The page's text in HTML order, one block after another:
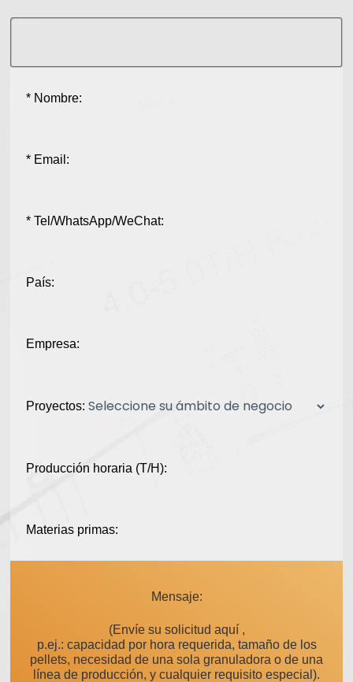
* Nombre:
* Email:
* Tel/WhatsApp/WeChat:
País:
Empresa:
Proyectos:
Producción horaria (T/H):
Materias primas:
Mensaje:
(Envíe su solicitud aquí ,
p.ej.: capacidad por hora requerida, tamaño de los
pellets, necesidad de una sola granuladora o de una
línea de producción, y cualquier requisito especial).